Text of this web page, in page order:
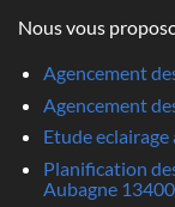
Nous vous
Agencement
Agencement
Etude eclairage
Planification
Aubagne 13400